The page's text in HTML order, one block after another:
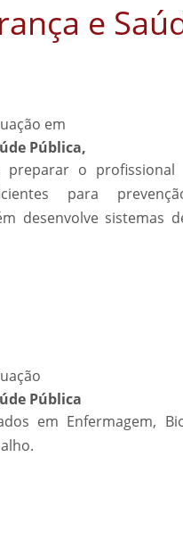
e
em
Pública,
o
para
desenvolve sistemas
Pública
em Enfermagem,